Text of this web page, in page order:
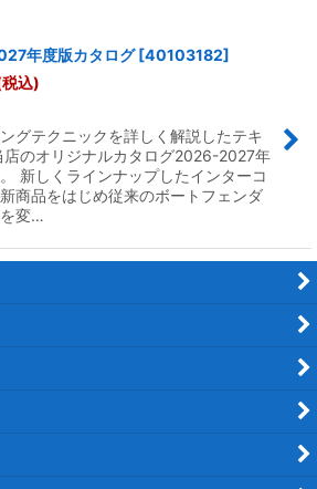
絞り込む
年度版カタログ [40103182]
込)
グテクニックを詳しく解説したテキ
店のオリジナルカタログ2026-2027年
新しくラインナップしたインターコ
商品をはじめ従来のボートフェンダ
変…